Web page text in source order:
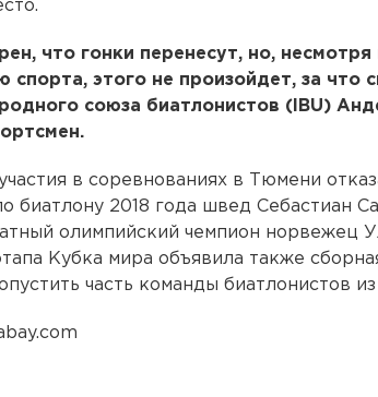
что гонки перенесут, но,
спорта, этого не произойдет, за что
союза биатлонистов (IBU)
в соревнованиях в Тюмени
биатлону 2018 года швед Себастиан
олимпийский чемпион норвежец
Кубка мира объявила также
часть команды биатлонистов